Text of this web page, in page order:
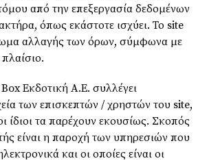
από την επεξεργασία δεδομένων
όπως εκάστοτε ισχύει. Το site
αλλαγής των όρων, σύμφωνα με
Εκδοτική Α.Ε. συλλέγει
των επισκεπτών / χρηστών του site,
ίδιοι τα παρέχουν εκουσίως. Σκοπός
είναι η παροχή των υπηρεσιών που
και οι οποίες είναι οι